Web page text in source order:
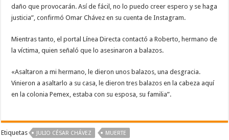
daño que provocarán. Así de fácil, no lo puedo creer espero y se haga
justicia”, confirmó Omar Chávez en su cuenta de Instagram.
Mientras tanto, el portal Línea Directa contactó a Roberto, hermano de
la víctima, quien señaló que lo asesinaron a balazos.
«Asaltaron a mi hermano, le dieron unos balazos, una desgracia.
Vinieron a asaltarlo a su casa, le dieron tres balazos en la cabeza aquí
en la colonia Pemex, estaba con su esposa, su familia”.
Etiquetas JULIO CÉSAR CHÁVEZ ‪‪MUERTE‬